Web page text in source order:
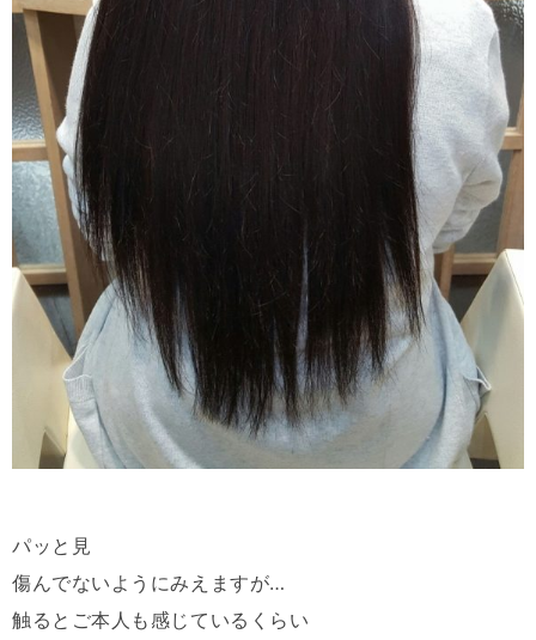
パッと見
傷んでないようにみえますが…
触るとご本人も感じているくらい